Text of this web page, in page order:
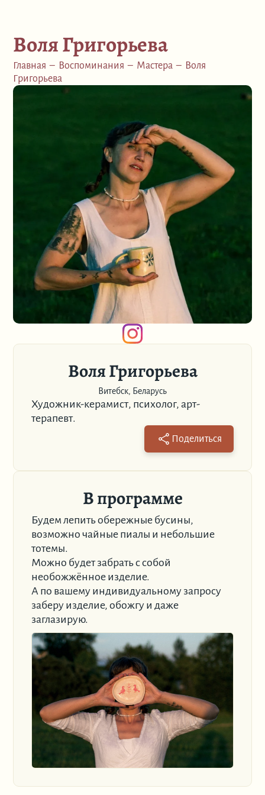
Воля Григорьева
Главная – Воспоминания – Мастера – Воля
Григорьева
Воля Григорьева
Витебск, Беларусь
Художник-керамист, психолог, арт-
терапевт.
Поделиться
В программе
Будем лепить обережные бусины,
возможно чайные пиалы и небольшие
тотемы.
Можно будет забрать с собой
необожжённое изделие.
А по вашему индивидуальному запросу
заберу изделие, обожгу и даже
заглазирую.